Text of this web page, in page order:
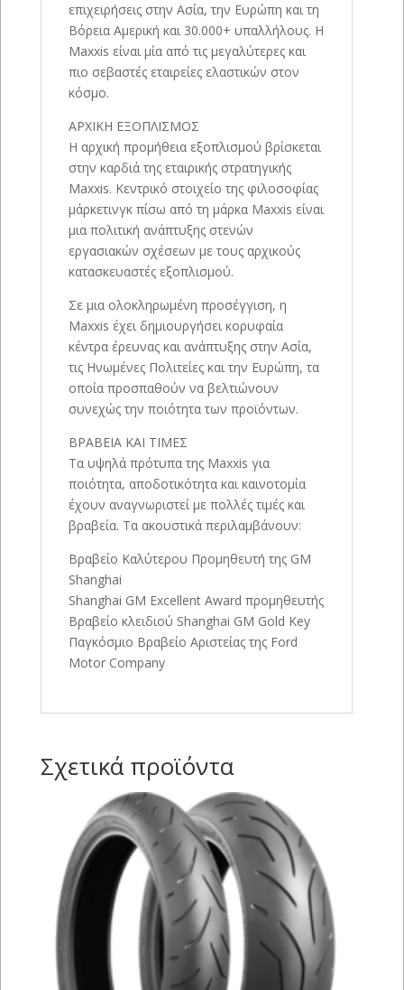
επιχειρήσεις στην Ασία, την Ευρώπη και τη
Βόρεια Αμερική και 30.000+ υπαλλήλους. Η
Maxxis είναι μία από τις μεγαλύτερες και
πιο σεβαστές εταιρείες ελαστικών στον
κόσμο.
ΑΡΧΙΚΗ ΕΞΟΠΛΙΣΜΟΣ
Η αρχική προμήθεια εξοπλισμού βρίσκεται
στην καρδιά της εταιρικής στρατηγικής
Maxxis. Κεντρικό στοιχείο της φιλοσοφίας
μάρκετινγκ πίσω από τη μάρκα Maxxis είναι
μια πολιτική ανάπτυξης στενών
εργασιακών σχέσεων με τους αρχικούς
κατασκευαστές εξοπλισμού.
Σε μια ολοκληρωμένη προσέγγιση, η
Maxxis έχει δημιουργήσει κορυφαία
κέντρα έρευνας και ανάπτυξης στην Ασία,
τις Ηνωμένες Πολιτείες και την Ευρώπη, τα
οποία προσπαθούν να βελτιώνουν
συνεχώς την ποιότητα των προϊόντων.
ΒΡΑΒΕΙΑ ΚΑΙ ΤΙΜΕΣ
Τα υψηλά πρότυπα της Maxxis για
ποιότητα, αποδοτικότητα και καινοτομία
έχουν αναγνωριστεί με πολλές τιμές και
βραβεία. Τα ακουστικά περιλαμβάνουν:
Βραβείο Καλύτερου Προμηθευτή της GM
Shanghai
Shanghai GM Excellent Award προμηθευτής
Βραβείο κλειδιού Shanghai GM Gold Key
Παγκόσμιο Βραβείο Αριστείας της Ford
Motor Company
Σχετικά προϊόντα